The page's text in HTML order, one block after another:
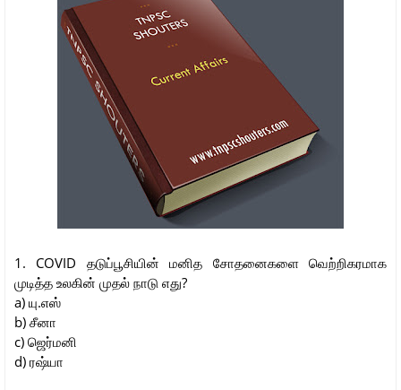
1. COVID தடுப்பூசியின் மனித சோதனைகளை வெற்றிகரமாக
முடித்த உலகின் முதல் நாடு எது?
a) யு.எஸ்
b) சீனா
c) ஜெர்மனி
d) ரஷ்யா